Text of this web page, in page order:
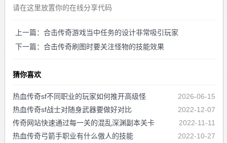
请在这里放置你的在线分享代码
上一篇：合击传奇游戏当中任务的设计非常吸引玩家
下一篇：合击传奇刷图时要关注怪物的技能效果
猜你喜欢
2026-06-15
热血传奇sf不同职业的玩家如何推开高级怪
2022-12-07
热血传奇sf战士对随身武器要做好对比
2022-11-11
传奇网站快速通过每一关的混乱深渊副本关卡
2022-10-27
热血传奇弓箭手职业有什么傲人的技能